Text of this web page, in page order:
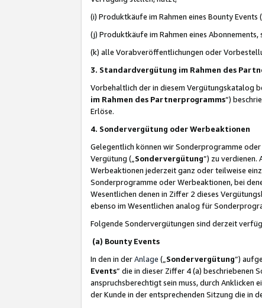
(i) Produktkäufe im Rahmen eines Bounty
(j) Produktkäufe im Rahmen eines
(k) alle Vorabveröffentlichungen oder
3. Standardvergütung im Rahmen des
Vorbehaltlich der in diesem Vergütungskatalog
im Rahmen des Partnerprogramms“)
Erlöse.
4. Sondervergütung oder Werbeaktionen
Gelegentlich können wir Sonderprogramme
Vergütung („ Sondervergütung”) zu verdienen.
Werbeaktionen jederzeit ganz oder teilweise
Sonderprogramme oder Werbeaktionen, bei
Wesentlichen denen in Ziffer 2 dieses
ebenso im Wesentlichen analog für
Folgende Sondervergütungen sind derzeit
(a) Bounty Events
In den in derAnlage („ Sondervergütung“)
Events“ die in dieser Ziffer 4 (a) beschriebenen
anspruchsberechtigt sein muss, durch
der Kunde in der entsprechenden Sitzung die in